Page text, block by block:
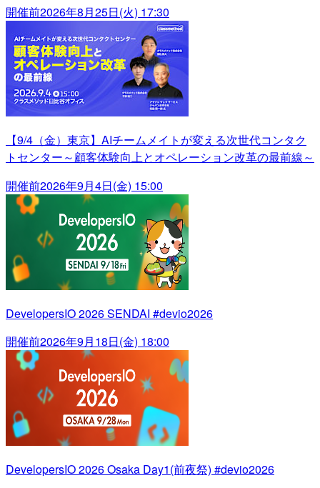
開催前2026年8月25日(火) 17:30
【9/4（金）東京】AIチームメイトが変える次世代コンタク
トセンター～顧客体験向上とオペレーション改革の最前線～
開催前2026年9月4日(金) 15:00
DevelopersIO 2026 SENDAI #devio2026
開催前2026年9月18日(金) 18:00
DevelopersIO 2026 Osaka Day1(前夜祭) #devio2026